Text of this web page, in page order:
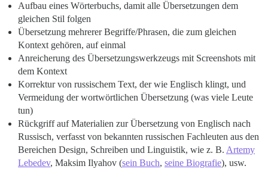
Aufbau eines Wörterbuchs, damit alle Übersetzungen dem
gleichen Stil folgen
Übersetzung mehrerer Begriffe/Phrasen, die zum gleichen
Kontext gehören, auf einmal
Anreicherung des Übersetzungswerkzeugs mit Screenshots mit
dem Kontext
Korrektur von russischem Text, der wie Englisch klingt, und
Vermeidung der wortwörtlichen Übersetzung (was viele Leute
tun)
Rückgriff auf Materialien zur Übersetzung von Englisch nach
Russisch, verfasst von bekannten russischen Fachleuten aus den
Bereichen Design, Schreiben und Linguistik, wie z. B. Artemy
Lebedev, Maksim Ilyahov (sein Buch, seine Biografie), usw.